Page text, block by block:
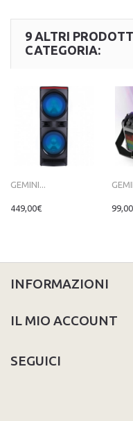
9 ALTRI
CATEGORIA:
GEMINI...
449,00€
INFORMAZIONI
IL MIO ACCOUNT
SEGUICI